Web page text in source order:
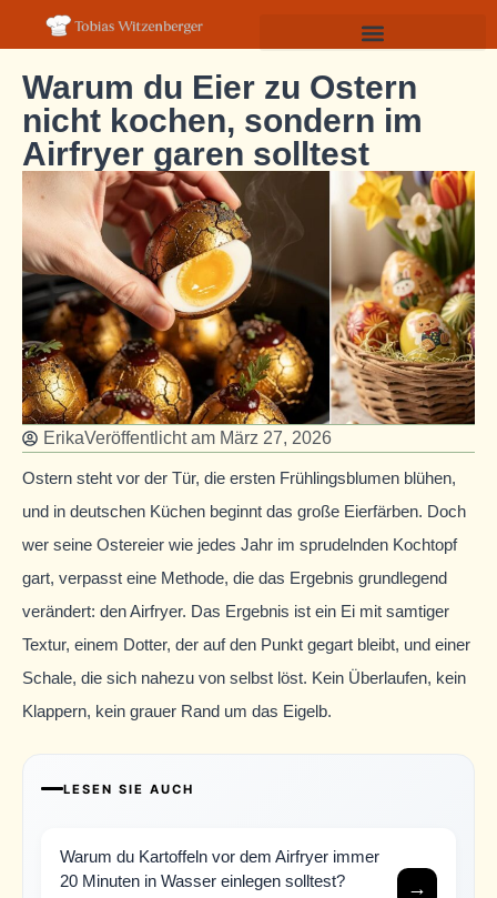
Warum du Eier zu Ostern
nicht kochen, sondern im
Airfryer garen solltest
ErikaVeröffentlicht am März 27, 2026
Ostern steht vor der Tür, die ersten Frühlingsblumen blühen,
und in deutschen Küchen beginnt das große Eierfärben. Doch
wer seine Ostereier wie jedes Jahr im sprudelnden Kochtopf
gart, verpasst eine Methode, die das Ergebnis grundlegend
verändert: den Airfryer. Das Ergebnis ist ein Ei mit samtiger
Textur, einem Dotter, der auf den Punkt gegart bleibt, und einer
Schale, die sich nahezu von selbst löst. Kein Überlaufen, kein
Klappern, kein grauer Rand um das Eigelb.
LESEN SIE AUCH
Warum du Kartoffeln vor dem Airfryer immer
20 Minuten in Wasser einlegen solltest?
→